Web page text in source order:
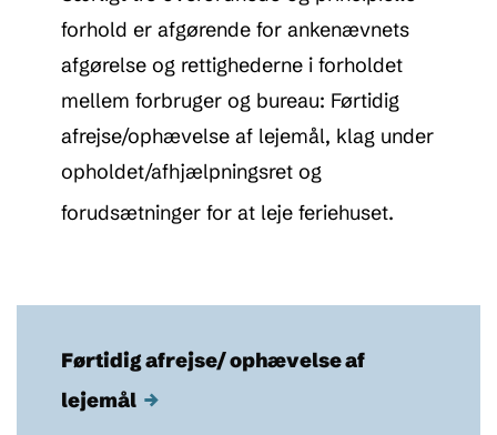
forhold er afgørende for ankenævnets
afgørelse og rettighederne i forholdet
mellem forbruger og bureau: Førtidig
afrejse/ophævelse af lejemål, klag under
opholdet/afhjælpningsret og
forudsætninger for at leje feriehuset.
Førtidig afrejse/ ophævelse af
lejemål →